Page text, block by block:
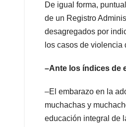
De igual forma,
de un Registro
desagregados por
los casos de violencia
–Ante los índices de
–El embarazo en la
muchachas y
educación integral de